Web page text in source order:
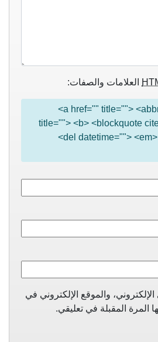
العلامات والصفات:
<a href="" title="">
title=""> <b> <blockquote
<del datetime="">
والموقع الإلكتروني في
المرة المقبلة في تعليقي.